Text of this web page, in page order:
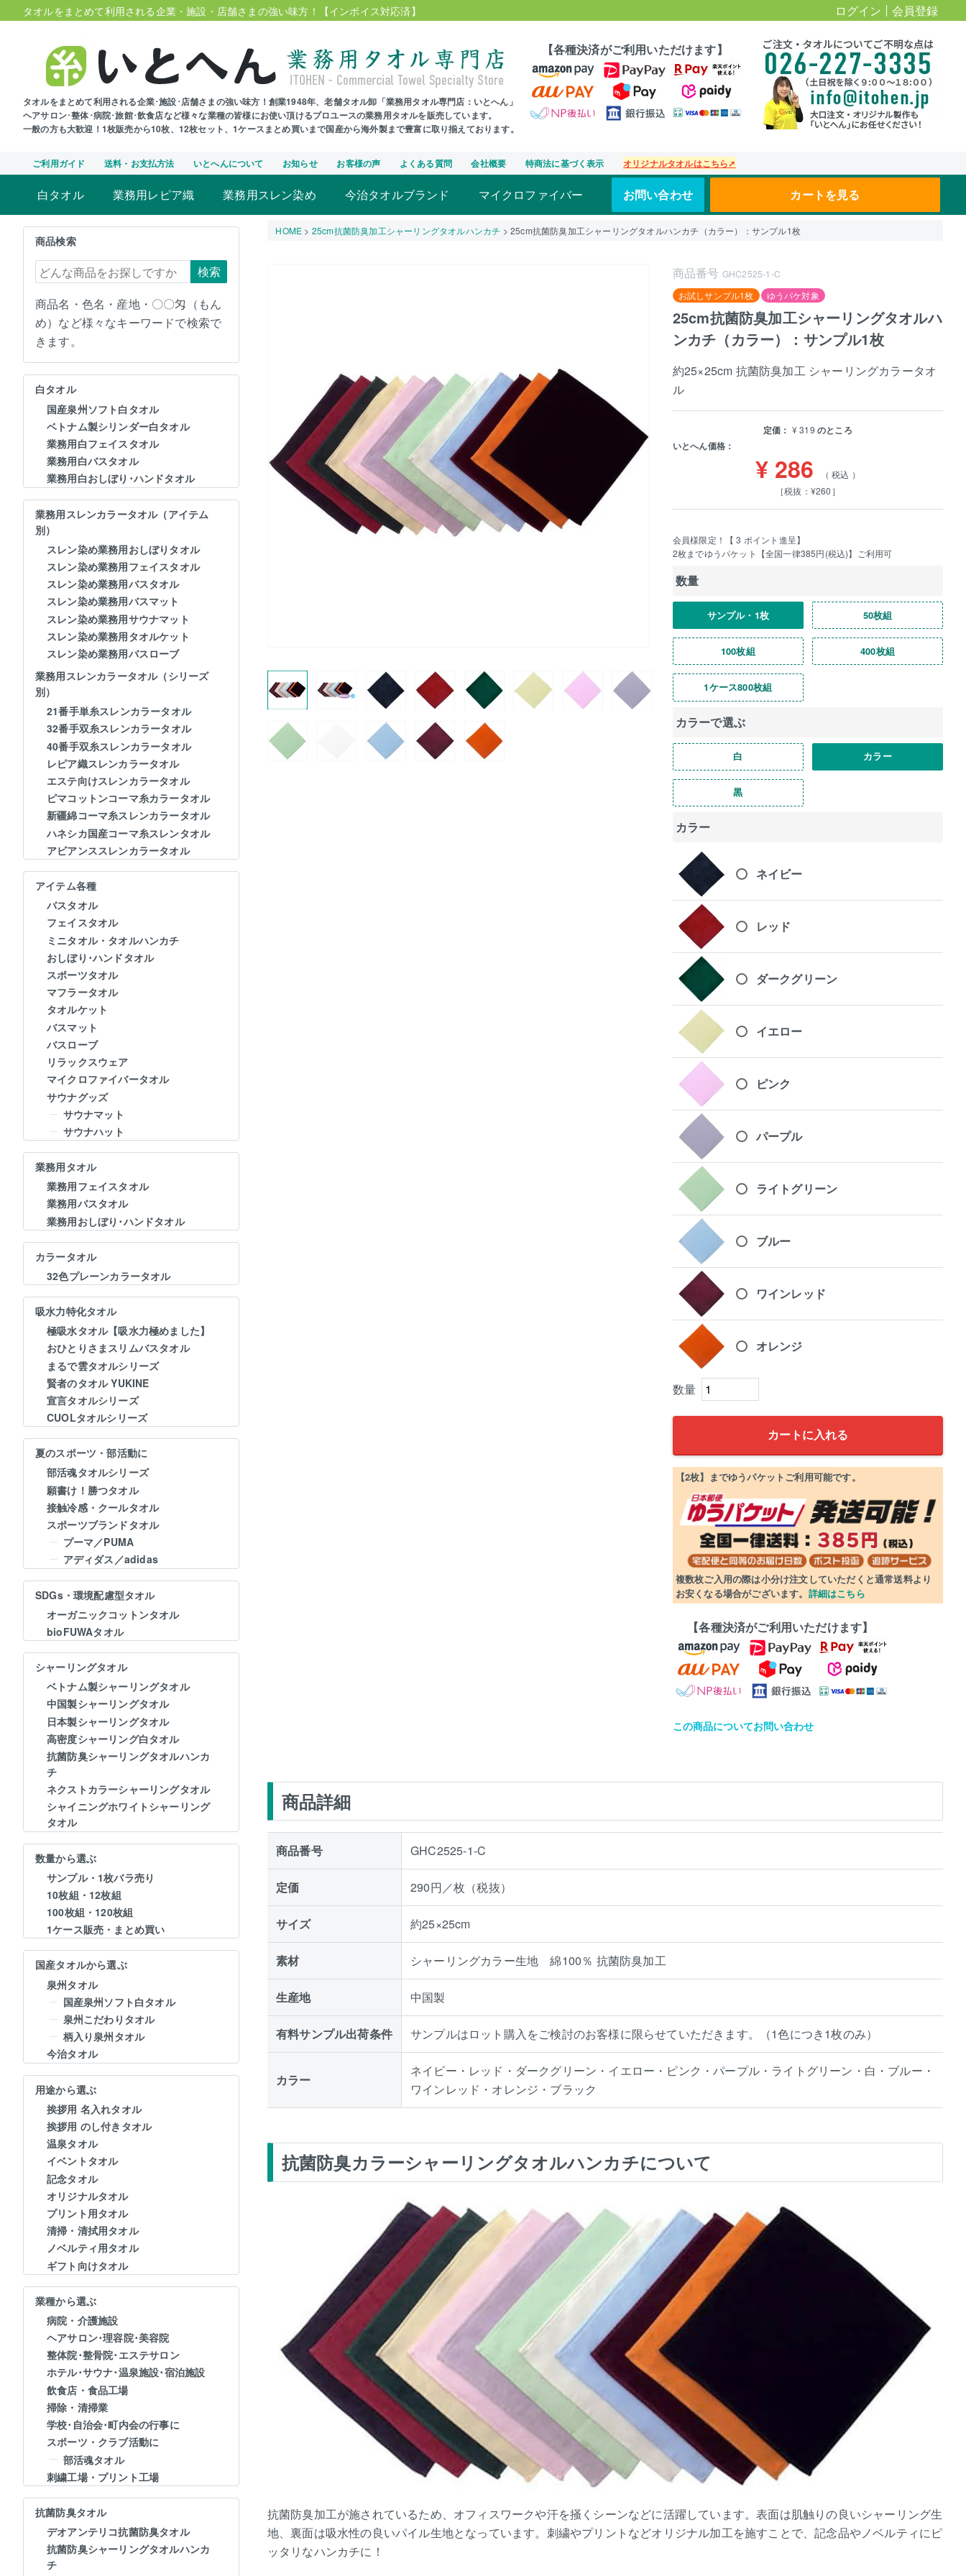
タオルをまとめて利用される企業・施設・店舗さまの強い味方！ 【インボイス対応済】 ログイン 会員登録
タオルをまとめて利用される企業･施設･店舗さまの強い味方！創業1948年、老舗タオル卸「業務用タオル専門店：いとへん」
ヘアサロン･整体･病院･旅館･飲食店など様々な業種の皆様にお使い頂けるプロユースの業務用タオルを販売しています。
一般の方も大歓迎！1枚販売から10枚、12枚セット、1ケースまとめ買いまで国産から海外製まで豊富に取り揃えております。
【各種決済がご利用いただけます】
ご利用ガイド 送料・お支払方法 いとへんについて お知らせ お客様の声 よくある質問 会社概要 特商法に基づく表示 オリジナルタオルはこちら➚
白タオル 業務用レピア織 業務用スレン染め 今治タオルブランド マイクロファイバー お問い合わせ カートを見る
商品検索
検索
商品名・色名・産地・〇〇匁（もん
め）など様々なキーワードで検索で
きます。
白タオル
国産泉州ソフト白タオル
ベトナム製シリンダー白タオル
業務用白フェイスタオル
業務用白バスタオル
業務用白おしぼり･ハンドタオル
業務用スレンカラータオル（アイテム
別）
スレン染め業務用おしぼりタオル
スレン染め業務用フェイスタオル
スレン染め業務用バスタオル
スレン染め業務用バスマット
スレン染め業務用サウナマット
スレン染め業務用タオルケット
スレン染め業務用バスローブ
業務用スレンカラータオル（シリーズ
別）
21番手単糸スレンカラータオル
32番手双糸スレンカラータオル
40番手双糸スレンカラータオル
レピア織スレンカラータオル
エステ向けスレンカラータオル
ピマコットンコーマ糸カラータオル
新疆綿コーマ糸スレンカラータオル
ハネシカ国産コーマ糸スレンタオル
アビアンススレンカラータオル
アイテム各種
バスタオル
フェイスタオル
ミニタオル・タオルハンカチ
おしぼり･ハンドタオル
スポーツタオル
マフラータオル
タオルケット
バスマット
バスローブ
リラックスウェア
マイクロファイバータオル
サウナグッズ
サウナマット
サウナハット
業務用タオル
業務用フェイスタオル
業務用バスタオル
業務用おしぼり･ハンドタオル
カラータオル
32色プレーンカラータオル
吸水力特化タオル
極吸水タオル【吸水力極めました】
おひとりさまスリムバスタオル
まるで雲タオルシリーズ
賢者のタオル YUKINE
宣言タオルシリーズ
CUOLタオルシリーズ
夏のスポーツ・部活動に
部活魂タオルシリーズ
願書け！勝つタオル
接触冷感・クールタオル
スポーツブランドタオル
プーマ／PUMA
アディダス／adidas
SDGs・環境配慮型タオル
オーガニックコットンタオル
bioFUWAタオル
シャーリングタオル
ベトナム製シャーリングタオル
中国製シャーリングタオル
日本製シャーリングタオル
高密度シャーリング白タオル
抗菌防臭シャーリングタオルハンカ
チ
ネクストカラーシャーリングタオル
シャイニングホワイトシャーリング
タオル
数量から選ぶ
サンプル・1枚バラ売り
10枚組・12枚組
100枚組・120枚組
1ケース販売・まとめ買い
国産タオルから選ぶ
泉州タオル
国産泉州ソフト白タオル
泉州こだわりタオル
柄入り泉州タオル
今治タオル
用途から選ぶ
挨拶用 名入れタオル
挨拶用 のし付きタオル
温泉タオル
イベントタオル
記念タオル
オリジナルタオル
プリント用タオル
清掃・清拭用タオル
ノベルティ用タオル
ギフト向けタオル
業種から選ぶ
病院・介護施設
ヘアサロン･理容院･美容院
整体院･整骨院･エステサロン
ホテル･サウナ･温泉施設･宿泊施設
飲食店・食品工場
掃除・清掃業
学校･自治会･町内会の行事に
スポーツ・クラブ活動に
部活魂タオル
刺繍工場・プリント工場
抗菌防臭タオル
デオアンテリコ抗菌防臭タオル
抗菌防臭シャーリングタオルハンカ
チ
HOME 25cm抗菌防臭加工シャーリングタオルハンカチ 25cm抗菌防臭加工シャーリングタオルハンカチ（カラー）：サンプル1枚
商品番号 GHC2525-1-C
お試しサンプル1枚
ゆうパケ対象
25cm抗菌防臭加工シャーリングタオルハ
ンカチ（カラー）：サンプル1枚
約25×25cm 抗菌防臭加工 シャーリングカラータオ
ル
定価： ¥319 のところ
いとへん価格：
¥ 286
税込
［税抜：¥260］
会員様限定！【 3 ポイント進呈】
2枚までゆうパケット【全国一律385円(税込)】ご利用可
数量
サンプル・1枚 50枚組
100枚組 400枚組
1ケース800枚組
カラーで選ぶ
白 カラー
黒
カラー
ネイビー
レッド
ダークグリーン
イエロー
ピンク
パープル
ライトグリーン
ブルー
ワインレッド
オレンジ
カートに入れる
【2枚】までゆうパケットご利用可能です。
複数枚ご入用の際は小分け注文していただくと通常送料より
お安くなる場合がございます。 詳細はこちら
【各種決済がご利用いただけます】
この商品についてお問い合わせ
商品詳細
商品番号 GHC2525-1-C
定価 290円／枚（税抜）
サイズ 約25×25cm
素材 シャーリングカラー生地 綿100％ 抗菌防臭加工
生産地 中国製
有料サンプル出荷条件 サンプルはロット購入をご検討のお客様に限らせていただきます。（1色につき1枚のみ）
カラー
ネイビー・レッド・ダークグリーン・イエロー・ピンク・パープル・ライトグリーン・白・ブルー・
ワインレッド・オレンジ・ブラック
抗菌防臭カラーシャーリングタオルハンカチについて
抗菌防臭加工が施されているため、オフィスワークや汗を掻くシーンなどに活躍しています。表面は肌触りの良いシャーリング生
地、裏面は吸水性の良いパイル生地となっています。刺繍やプリントなどオリジナル加工を施すことで、記念品やノベルティにピ
ッタリなハンカチに！